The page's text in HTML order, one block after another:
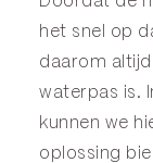
het snel op
daarom
waterpas is.
kunnen we
oplossing